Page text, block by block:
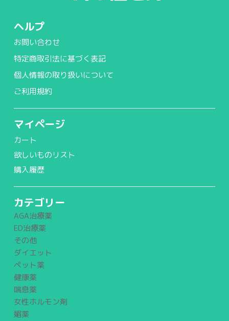
ヘルプ
お問い合わせ
特定商取引法に基づく表記
個人情報の取り扱いについて
ご利用規約
マイページ
カート
欲しいものリスト
購入履歴
カテゴリー
AGA治療薬
ED治療薬
その他
ダイエット
ペット薬
健康薬
喘息薬
女性ホルモン剤
媚薬